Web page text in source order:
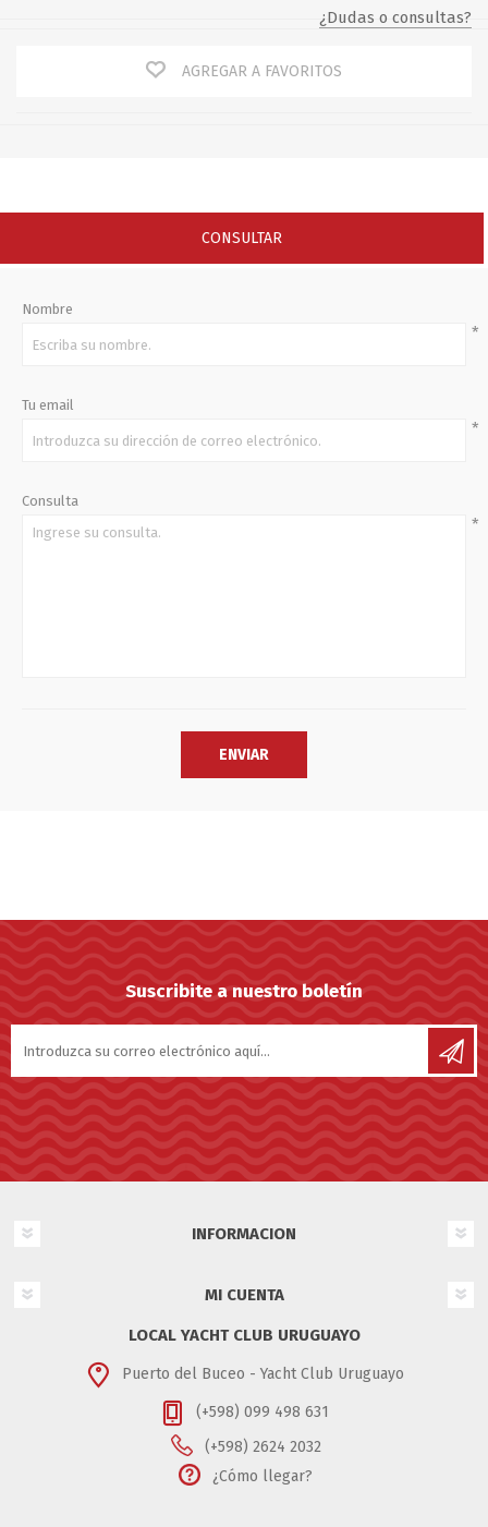
¿Dudas o consultas?
AGREGAR A FAVORITOS
CONSULTAR
Nombre
*
Tu email
*
Consulta
*
Suscribite a nuestro boletín
INFORMACION
MI CUENTA
LOCAL YACHT CLUB URUGUAYO
Puerto del Buceo - Yacht Club Uruguayo
(+598) 099 498 631
(+598) 2624 2032
¿Cómo llegar?